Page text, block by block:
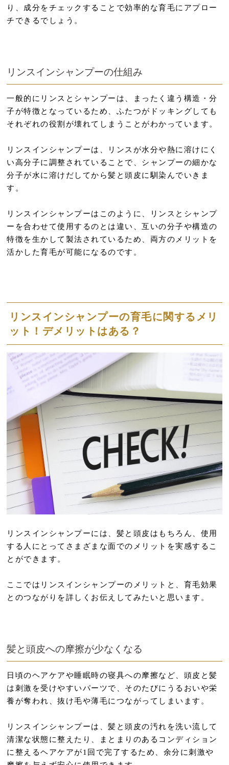
り、成分をチェックすることで効率的な育毛にアプロー
チできるでしょう。
リンスインシャンプーの仕組み
一般的にリンスとシャンプーは、まったく違う構造・分
子が特徴となっているため、ふたつがドッキングしても
それぞれの役割が壊れてしまうことがわかっています。
リンスインシャンプーは、リンスが水分や熱に溶けにく
い高分子に調整されていることで、シャンプーの細かな
分子が水に溶けだしてから髪と頭皮に馴染んでいきま
す。
リンスインシャンプーはこのように、リンスとシャンプ
ーを合わせて使用するのとは違い、互いの分子や構造の
特徴を生かして製法されているため、両方のメリットを
活かした育毛が可能になるのです。
リンスインシャンプーの育毛に関するメリ
ット！デメリットはある？
リンスインシャンプーには、髪と頭皮はもちろん、使用
する人にとってさまざまな面でのメリットを実感するこ
とができます。
ここではリンスインシャンプーのメリットと、育毛効果
とのつながりを詳しくお伝えしてみたいと思います。
髪と頭皮への摩擦が少なくなる
日頃のヘアケアや睡眠時の寝具への摩擦など、頭皮と髪
は刺激を受けやすいパーツで、そのたびにうるおいや栄
養が奪われ、抜け毛や薄毛につながってしまいます。
リンスインシャンプーは、髪と頭皮の汚れを洗い流して
清潔な状態に整えたり、まとまりのあるコンディション
に整えるヘアケアが1回で完了するため、余分に刺激や